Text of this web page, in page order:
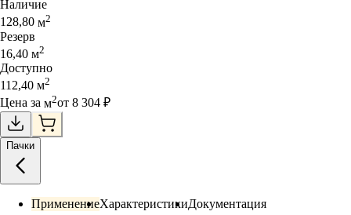
Наличие
128,80 м2
Резерв
16,40 м2
Доступно
112,40 м2
Цена за м2от 8 304 ₽
Пачки
ПрименениеХарактеристикиДокументация